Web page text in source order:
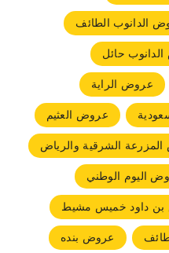
الدانوب الطائف
حائل
عروض الراية
عروض العثيم
الشرقية والرياض
اليوم الوطني
داود خميس مشيط
عروض بنده